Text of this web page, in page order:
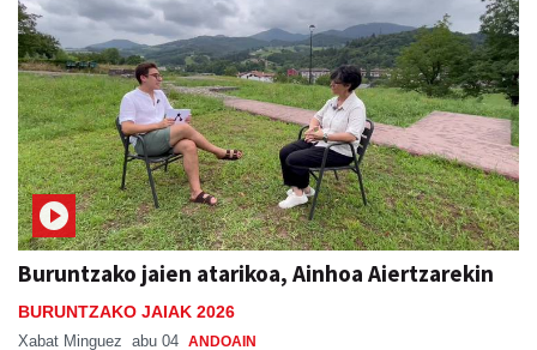
Buruntzako jaien atarikoa, Ainhoa Aiertzarekin
BURUNTZAKO JAIAK 2026
Xabat Minguez abu 04 ANDOAIN